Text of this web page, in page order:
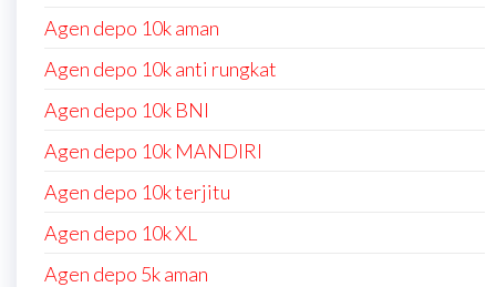
Agen depo 10k aman
Agen depo 10k anti rungkat
Agen depo 10k BNI
Agen depo 10k MANDIRI
Agen depo 10k terjitu
Agen depo 10k XL
Agen depo 5k aman